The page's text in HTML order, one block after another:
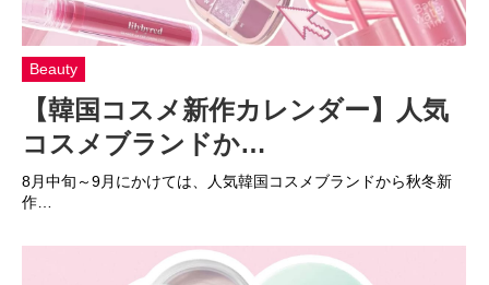
Beauty
【韓国コスメ新作カレンダー】人気
コスメブランドか…
8月中旬～9月にかけては、人気韓国コスメブランドから秋冬新
作…